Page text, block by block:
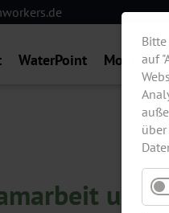
WaterPoint
und
auf